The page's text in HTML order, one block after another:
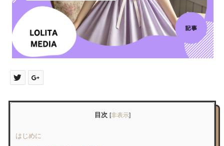
目次 [非表示]
はじめに